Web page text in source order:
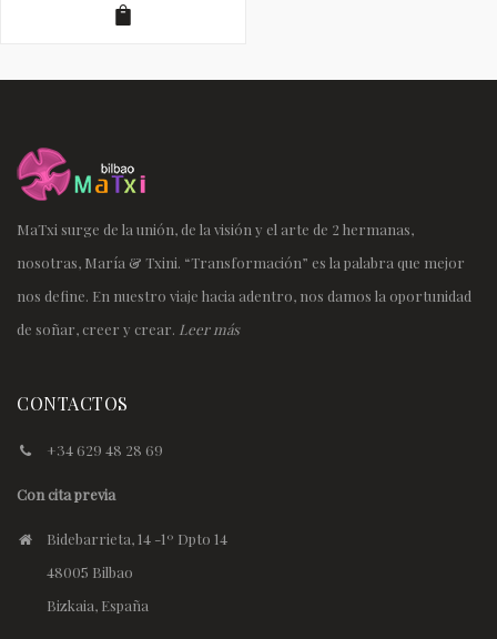
MaTxi surge de la unión, de la visión y el arte de 2 hermanas,
nosotras, María & Txini. “Transformación” es la palabra que mejor
nos define. En nuestro viaje hacia adentro, nos damos la oportunidad
de soñar, creer y crear. Leer más
CONTACTOS
+34 629 48 28 69
Con cita previa
Bidebarrieta, 14 -1º Dpto 14
48005 Bilbao
Bizkaia, España